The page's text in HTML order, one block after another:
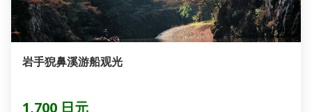
岩手猊鼻溪游船观光
1,700 日元